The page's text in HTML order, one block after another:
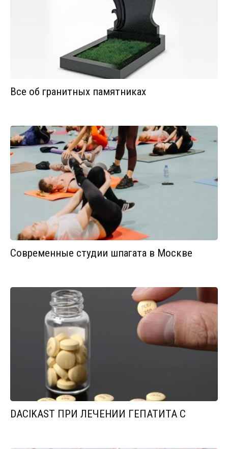
Все об гранитных памятниках
Современные студии шпагата в Москве
DACIKAST ПРИ ЛЕЧЕНИИ ГЕПАТИТА С